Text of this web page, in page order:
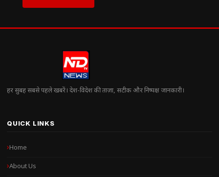
हर सुबह सबसे पहले खबरें। देश-विदेश की ताज़ा, सटीक और निष्पक्ष जानकारी।
QUICK LINKS
Home
About Us